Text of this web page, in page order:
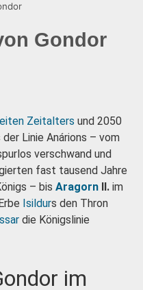
Gondor
Zeitalters und 2050
der Linie Anárions – vom
verschwand und
fast tausend Jahre
– bis Aragorn II. im
Isildurs den Thron
die Königslinie
im